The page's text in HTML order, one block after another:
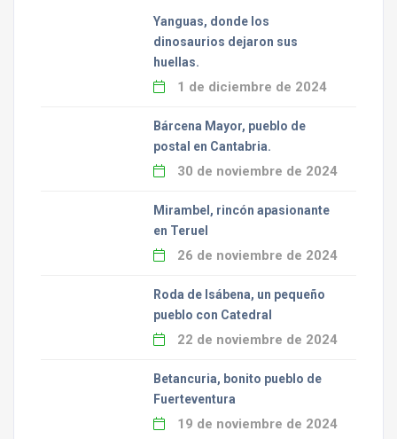
Yanguas, donde los
dinosaurios dejaron sus
huellas.
1 de diciembre de 2024
Bárcena Mayor, pueblo de
postal en Cantabria.
30 de noviembre de 2024
Mirambel, rincón apasionante
en Teruel
26 de noviembre de 2024
Roda de Isábena, un pequeño
pueblo con Catedral
22 de noviembre de 2024
Betancuria, bonito pueblo de
Fuerteventura
19 de noviembre de 2024